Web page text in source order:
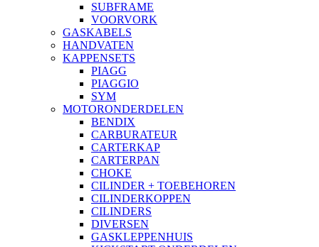
SUBFRAME
VOORVORK
GASKABELS
HANDVATEN
KAPPENSETS
PIAGG
PIAGGIO
SYM
MOTORONDERDELEN
BENDIX
CARBURATEUR
CARTERKAP
CARTERPAN
CHOKE
CILINDER + TOEBEHOREN
CILINDERKOPPEN
CILINDERS
DIVERSEN
GASKLEPPENHUIS